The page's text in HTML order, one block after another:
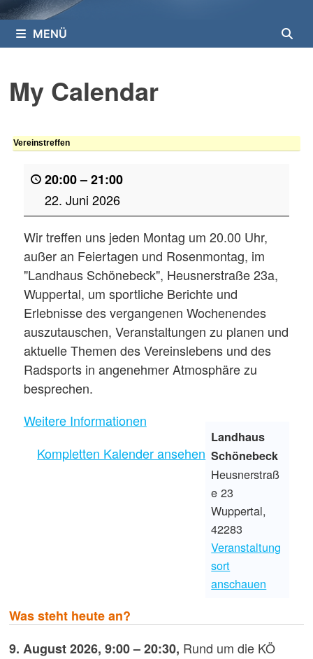
MENÜ
My Calendar
Vereinstreffen
20:00–21:00
22. Juni 2026
Wir treffen uns jeden Montag um 20.00 Uhr,
außer an Feiertagen und Rosenmontag, im
"Landhaus Schönebeck", Heusnerstraße 23a,
Wuppertal, um sportliche Berichte und
Erlebnisse des vergangenen Wochenendes
auszutauschen, Veranstaltungen zu planen und
aktuelle Themen des Vereinslebens und des
Radsports in angenehmer Atmosphäre zu
besprechen.
Landhaus
Schönebeck
Heusnerstraß
e 23
Wuppertal,
42283
Veranstaltung
sort
anschauen
Weitere Informationen
Kompletten Kalender ansehen
Was steht heute an?
9. August 2026, 9:00– 20:30, Rund um die KÖ